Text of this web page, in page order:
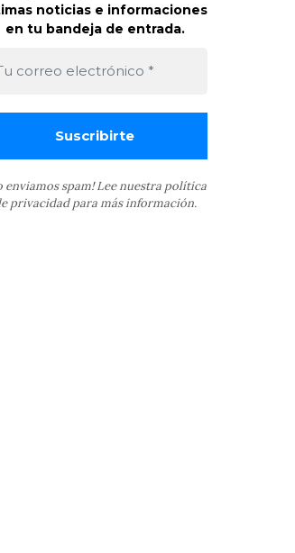
noticias e informaciones
en tu bandeja de entrada.
enviamos spam! Lee nuestra política
privacidadpara más información.